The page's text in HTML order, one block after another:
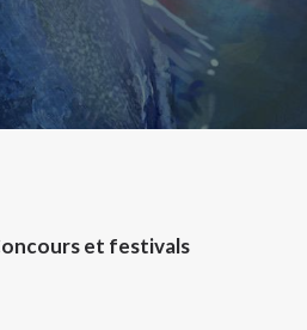
et festivals